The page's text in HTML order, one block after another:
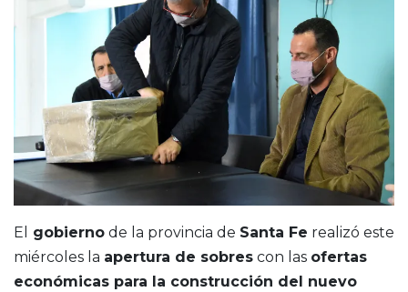
El gobierno de la provincia de Santa Fe realizó este
miércoles la apertura de sobres con las ofertas
económicas para la construcción del nuevo